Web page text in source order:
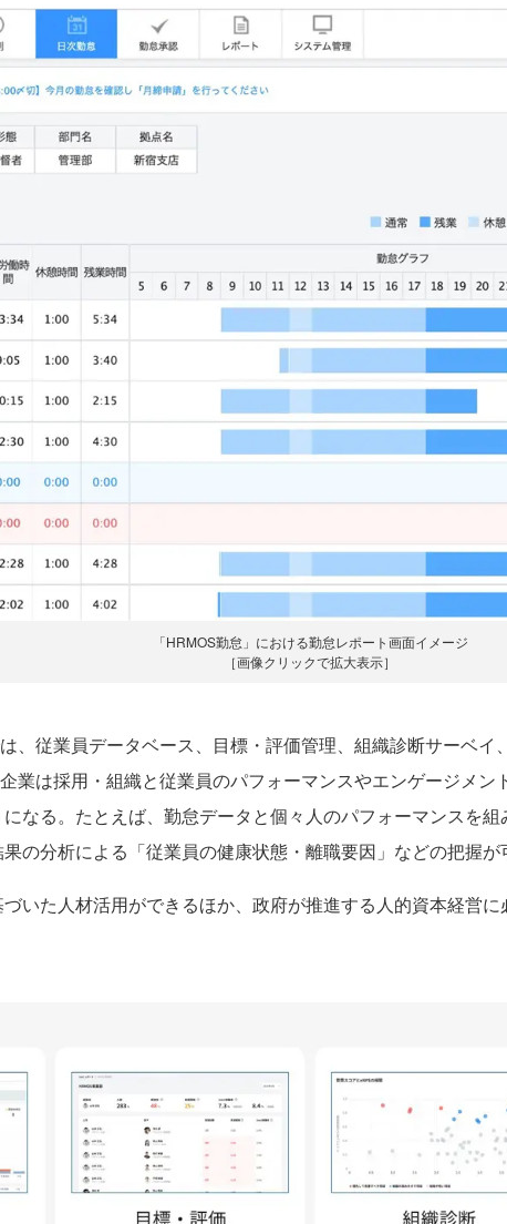
「HRMOS勤怠」における勤怠レポート画面イメージ
［画像クリックで拡大表示］
、従業員データベース、目標・評価管理、組織診断サーベイ
業は採用・組織と従業員のパフォーマンスやエンゲージメ
なる。たとえば、勤怠データと個々人のパフォーマンスを組
の分析による「従業員の健康状態・離職要因」などの把握が
いた人材活用ができるほか、政府が推進する人的資本経営